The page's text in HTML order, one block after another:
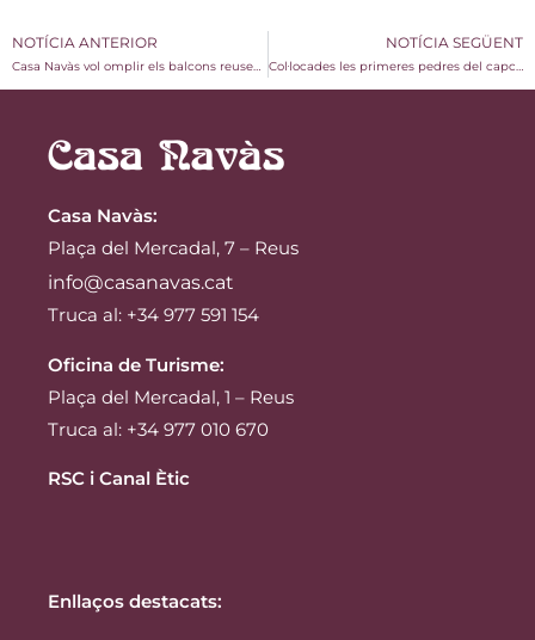
NOTÍCIA ANTERIOR
Casa Navàs vol omplir els balcons reusencs de roses per Sant Jordi
NOTÍCIA SEGÜENT
Col·locades les primeres pedres del capcer de Casa Navàs
Casa Navàs:
Plaça del Mercadal, 7 – Reus
info@casanavas.cat
Truca al: +34 977 591 154
Oficina de Turisme:
Plaça del Mercadal, 1 – Reus
Truca al: +34 977 010 670
RSC i Canal Ètic
Enllaços destacats: